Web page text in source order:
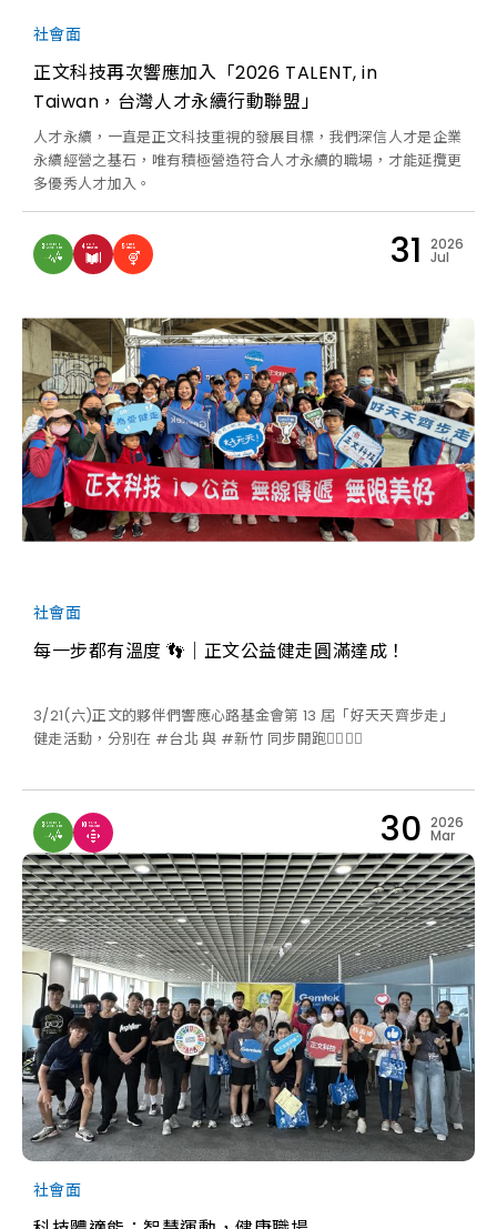
社會面
正文科技再次響應加入「2026 TALENT, in
Taiwan，台灣人才永續行動聯盟」
人才永續，一直是正文科技重視的發展目標，我們深信人才是企業
永續經營之基石，唯有積極營造符合人才永續的職場，才能延攬更
多優秀人才加入。
31 2026
Jul
社會面
每一步都有溫度 👣｜正文公益健走圓滿達成！
3/21(六)正文的夥伴們響應心路基金會第 13 屆「好天天齊步走」
健走活動，分別在 #台北 與 #新竹 同步開跑🏃‍♂️🏃‍♀️
30 2026
Mar
社會面